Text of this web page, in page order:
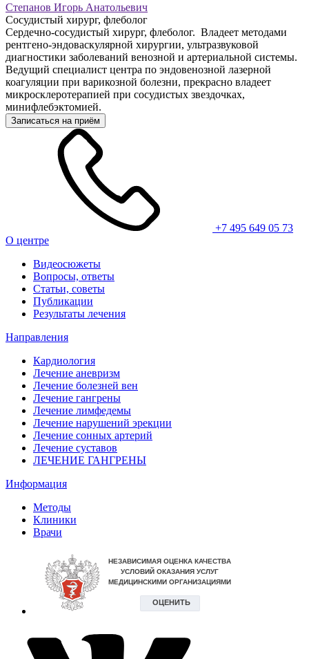
Степанов Игорь Анатольевич
Сосудистый хирург, флеболог
Сердечно-сосудистый хирург, флеболог. Владеет методами
рентгено-эндоваскулярной хирургии, ультразвуковой
диагностики заболеваний венозной и артериальной системы.
Ведущий специалист центра по эндовенозной лазерной
коагуляции при варикозной болезни, прекрасно владеет
микросклеротерапией при сосудистых звездочках,
минифлебэктомией.
Записаться на приём
+7 495 649 05 73
О центре
Видеосюжеты
Вопросы, ответы
Статьи, советы
Публикации
Результаты лечения
Направления
Кардиология
Лечение аневризм
Лечение болезней вен
Лечение гангрены
Лечение лимфедемы
Лечение нарушений эрекции
Лечение сонных артерий
Лечение суставов
ЛЕЧЕНИЕ ГАНГРЕНЫ
Информация
Методы
Клиники
Врачи